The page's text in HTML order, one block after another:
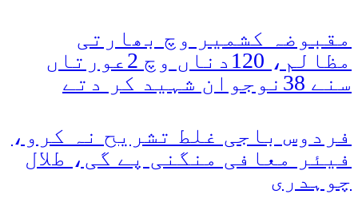
مقبوضہ کشمیر وچ بھارتی
مظالم، 120دناں وچ 2عورتاں
سنے 38نوجوان شہید کر دتے
فردوس باجی غلط تشریح نہ کرو،
فیئر معافی منگنی پے گی، طلال
چوہدری